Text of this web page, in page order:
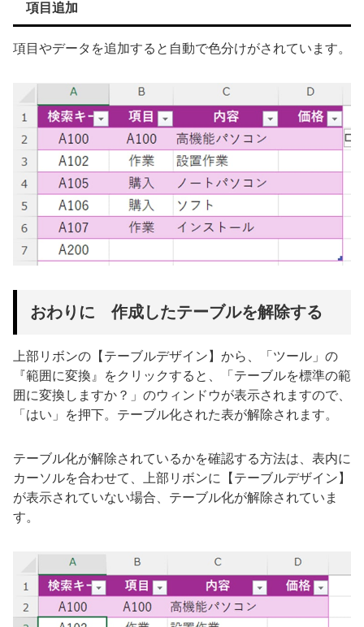
項目追加
項目やデータを追加すると自動で色分けがされています。
おわりに 作成したテーブルを解除する
上部リボンの【テーブルデザイン】から、「ツール」の
『範囲に変換』をクリックすると、「テーブルを標準の範
囲に変換しますか？」のウィンドウが表示されますので、
「はい」を押下。テーブル化された表が解除されます。
テーブル化が解除されているかを確認する方法は、表内に
カーソルを合わせて、上部リボンに【テーブルデザイン】
が表示されていない場合、テーブル化が解除されていま
す。